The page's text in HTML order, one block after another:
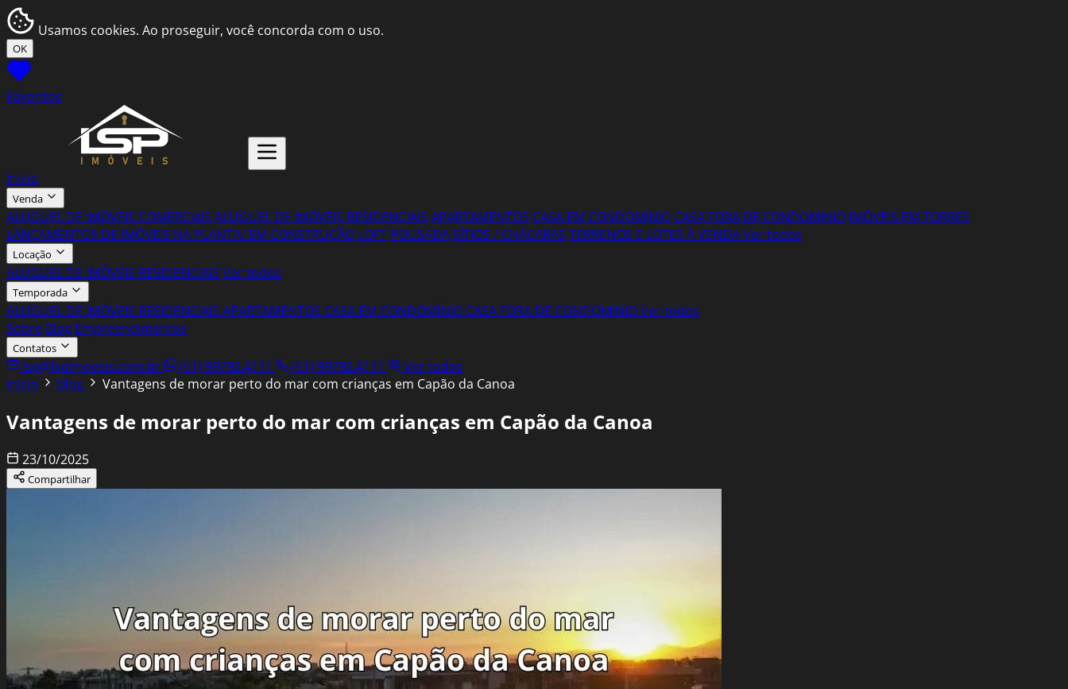
Usamos cookies. Ao proseguir, você concorda com o uso.
OK
Favoritos
Início
Venda
ALUGUEL DE IMÓVEIS COMERCIAIS ALUGUEL DE IMÓVEIS RESIDENCIAIS APARTAMENTOS CASA EM CONDOMÍNIO CASA FORA DE CONDOMINIO IMÓVEIS EM TORRES
LANÇAMENTOS DE IMÓVEIS NA PLANTA/ EM CONSTRUÇÃO LOFT POUSADASÍTIOS / CHÁCARAS TERRENOS E LOTES À VENDAVer todos
Locação
ALUGUEL DE IMÓVEIS RESIDENCIAIS Ver todos
Temporada
ALUGUEL DE IMÓVEIS RESIDENCIAIS APARTAMENTOS CASA EM CONDOMÍNIO CASA FORA DE CONDOMINIOVer todos
Sobre Blog Empreendimentos
Contatos
lsp@lspimoveis.com.br (51) 99792.4111 (51) 99792.4111
Ver todos
Início
Blog Vantagens de morar perto do mar com crianças em Capão da Canoa
Vantagens de morar perto do mar com crianças em Capão da Canoa
23/10/2025
Compartilhar